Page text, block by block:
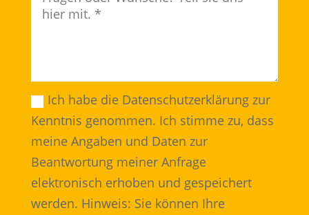
Ich habe die Datenschutzerklärung zur
Kenntnis genommen. Ich stimme zu, dass
meine Angaben und Daten zur
Beantwortung meiner Anfrage
elektronisch erhoben und gespeichert
werden. Hinweis: Sie können Ihre